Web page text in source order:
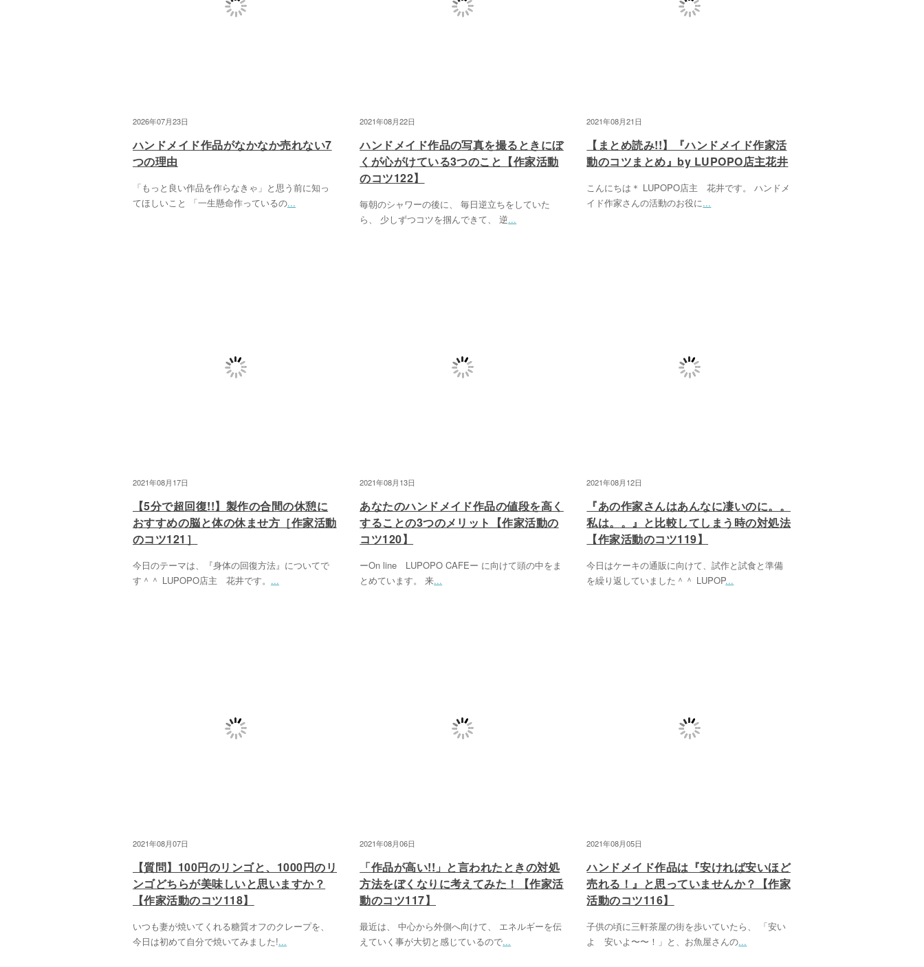
2026年07月23日
ハンドメイド作品がなかなか売れない7
つの理由
「もっと良い作品を作らなきゃ」と思う前に知っ
てほしいこと 「一生懸命作っているの...
2021年08月22日
ハンドメイド作品の写真を撮るときにぼ
くが心がけている3つのこと【作家活動
のコツ122】
毎朝のシャワーの後に、 毎日逆立ちをしていた
ら、 少しずつコツを掴んできて、 逆...
2021年08月21日
【まとめ読み!!】『ハンドメイド作家活
動のコツまとめ』by LUPOPO店主花井
こんにちは＊ LUPOPO店主 花井です。 ハンドメ
イド作家さんの活動のお役に...
2021年08月17日
【5分で超回復!!】製作の合間の休憩に
おすすめの脳と体の休ませ方［作家活動
のコツ121］
今日のテーマは、『身体の回復方法』についてで
す＾＾ LUPOPO店主 花井です。 ...
2021年08月13日
あなたのハンドメイド作品の値段を高く
することの3つのメリット【作家活動の
コツ120】
ーOn line LUPOPO CAFEー に向けて頭の中をま
とめています。 来...
2021年08月12日
『あの作家さんはあんなに凄いのに。。
私は。。』と比較してしまう時の対処法
【作家活動のコツ119】
今日はケーキの通販に向けて、試作と試食と準備
を繰り返していました＾＾ LUPOP...
2021年08月07日
【質問】100円のリンゴと、1000円のリ
ンゴどちらが美味しいと思いますか？
【作家活動のコツ118】
いつも妻が焼いてくれる糖質オフのクレープを、
今日は初めて自分で焼いてみました!...
2021年08月06日
「作品が高い!!」と言われたときの対処
方法をぼくなりに考えてみた！【作家活
動のコツ117】
最近は、 中心から外側へ向けて、 エネルギーを伝
えていく事が大切と感じているので...
2021年08月05日
ハンドメイド作品は『安ければ安いほど
売れる！』と思っていませんか？【作家
活動のコツ116】
子供の頃に三軒茶屋の街を歩いていたら、 「安い
よ 安いよ〜〜！」と、お魚屋さんの...